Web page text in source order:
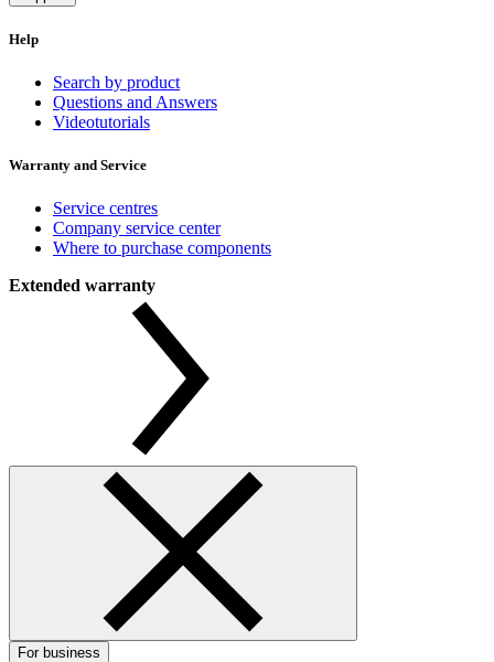
Help
Search by product
Questions and Answers
Videotutorials
Warranty and Service
Service centres
Company service center
Where to purchase components
Extended warranty
For business